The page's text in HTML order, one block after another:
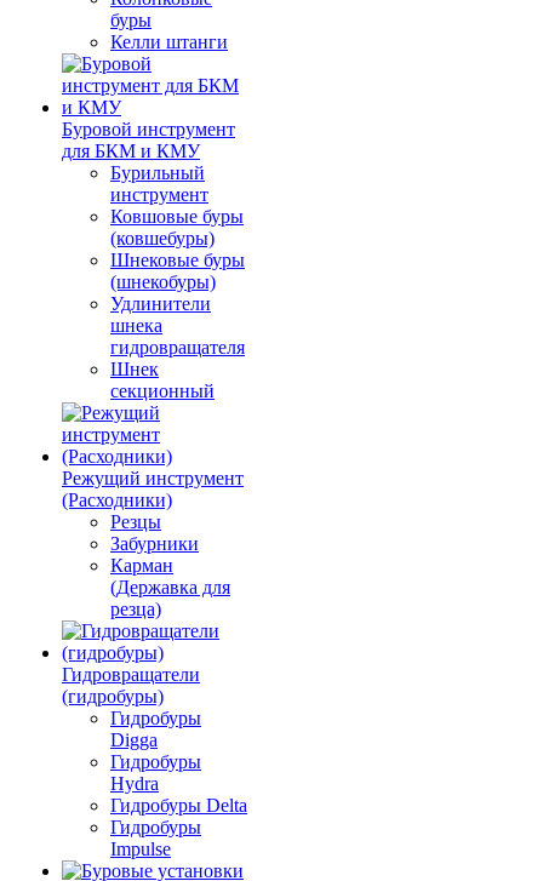
буры
Келли штанги
Буровой инструмент
для БКМ и КМУ
Бурильный
инструмент
Ковшовые буры
(ковшебуры)
Шнековые буры
(шнекобуры)
Удлинители
шнека
гидровращателя
Шнек
секционный
Режущий инструмент
(Расходники)
Резцы
Забурники
Карман
(Державка для
резца)
Гидровращатели
(гидробуры)
Гидробуры
Digga
Гидробуры
Hydra
Гидробуры Delta
Гидробуры
Impulse